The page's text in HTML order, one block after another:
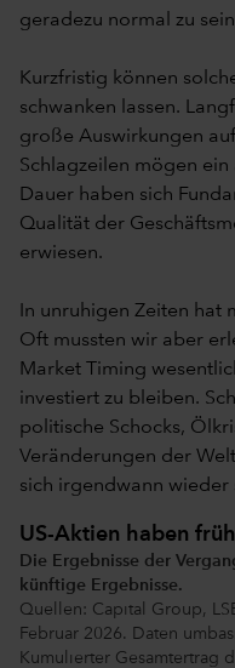
geradezu normal zu
Kurzfristig können
schwanken lassen.
große Auswirkungen
Schlagzeilen mögen
Dauer haben sich
Qualität der
erwiesen.
In unruhigen Zeiten hat
Oft mussten wir aber
Market Timing
investiert zu bleiben.
politische Schocks,
Veränderungen der
sich irgendwann wieder
US-Aktien haben
Die Ergebnisse der
künftige Ergebnisse.
Quellen: Capital Group,
Februar 2026. Daten
Kumulierter Gesamtertrag